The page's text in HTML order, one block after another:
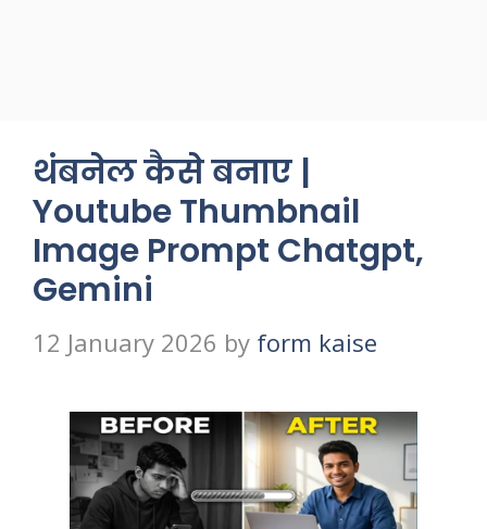
थंबनेल कैसे बनाए |
Youtube Thumbnail
Image Prompt Chatgpt,
Gemini
12 January 2026 by form kaise